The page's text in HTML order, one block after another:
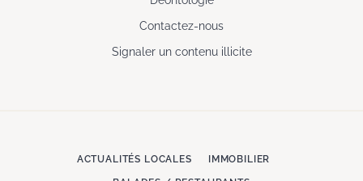
Contactez-nous
Signaler un contenu illicite
ACTUALITÉS LOCALES IMMOBILIER